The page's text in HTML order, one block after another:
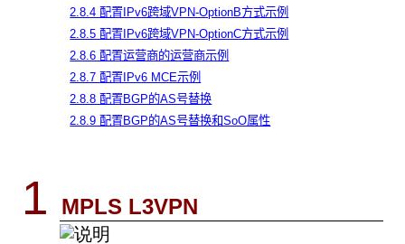
2.8.4 配置IPv6跨域VPN-OptionB方式示例
2.8.5 配置IPv6跨域VPN-OptionC方式示例
2.8.6 配置运营商的运营商示例
2.8.7 配置IPv6 MCE示例
2.8.8 配置BGP的AS号替换
2.8.9 配置BGP的AS号替换和SoO属性
1 MPLS L3VPN